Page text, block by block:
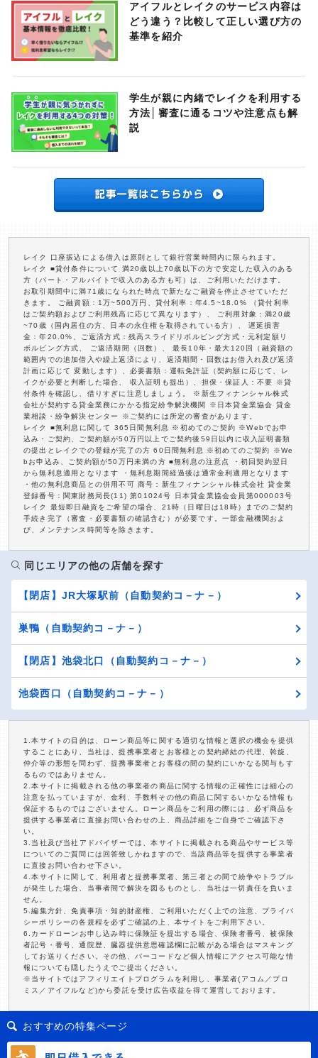
アイフルとレイクのサービス内容は
どう違う？比較して正しい選び方の
基準を紹介
学生が親に内緒でレイクを利用する
方法│審査に通るコツや注意点も解
説
レイク 口座振込による借入は原則として銀行営業時間内に限られます。
レイク ■貸付条件について 満20歳以上70歳以下の方で安定した収入のある
方（パート・アルバイトで収入のある方も可）は、ご利用いただけます。
お取引期間中に満71歳になられた時点で新たなご融資を停止させていただ
きます。 ご融資額：1万~500万円、貸付利率：年4.5~18.0% （貸付利率
はご契約額およびご利用残高に応じて異なります）、 ご利用対象：満20歳
~70歳（国内居住の方、日本の永住権を取得されている方）、 遅延損害
金：年20.0%、ご返済方式：残高スライドリボルビング方式・元利定額リ
ボルビング方式、 ご返済期間（回数）、 最長10年・最大120回（融資額の
範囲内での追加借入や繰上返済により、返済期間・回数はお借入れ及び返済
計画に応じて 変動します）、必要書類：運転免許証（契約額に応じて、レ
イクが必要と判断した場合、 収入証明も提出）、担保・保証人：不要 ※貸
付条件を確認し、借りすぎに注意しましょう。 ※新生フィナンシャル株式
会社が契約する貸金業務にかかる指定紛争解決機関 ※日本貸金業協会 貸金
業相談・紛争解決センター ※ご契約には所定の審査があります。
レイク ■無利息に関して 365日間無利息 ※初めてのご契約 ※Webでお申
込み・ご契約、ご契約額が50万円以上でご契約後59日以内に収入証明書類
の提出とレイクでの登録が完了の方 60日間無利息 ※初めてのご契約 ※We
bお申込み、ご契約額が50万円未満の方 ■無利息の注意点 ・初回契約翌日
から無利息適用となります ・無利息期間経過後は通常金利適用となります
・他の無利息商品との併用不可 商号：新生フィナンシャル株式会社 貸金業
登録番号：関東財務局長(11) 第01024号 日本貸金業協会会員第000003号
レイク 最短即日融資をご希望の場合、21時（日曜日は18時）までのご契約
手続き完了（審査・必要書類の確認含む）が必要です。一部金融機関およ
び、メンテナンス時間等を除きます。
同じエリアの他の店舗を探す
【閉店】JR大塚駅前（自動契約コ－ナ－）
巣鴨（自動契約コ－ナ－）
【閉店】池袋北口（自動契約コ－ナ－）
池袋西口（自動契約コ－ナ－）
1.本サイトの目的は、ローン商品等に関する適切な情報と選択の機会を提供
することにあり、当社は、提携事業者とお客様との契約締結の代理、斡旋、
仲介等の形態を問わず、提携事業者とお客様の間の契約にいかなる関与もす
るものではありません。
2.本サイトに掲載される他の事業者の商品に関する情報の正確性には細心の
注意を払っていますが、金利、手数料その他の商品に関するいかなる情報も
保証するものではございません。ローン商品をご利用の際には、必ず商品を
提供する事業者に直接お問い合わせの上、商品詳細をご自身でご確認下さ
い。
3.当社及び当社アドバイザーでは、本サイトに掲載される商品やサービス等
についてのご質問には回答致しかねますので、当該商品等を提供する事業者
に直接お問い合わせ下さい。
4.本サイトに関して、利用者と提携事業者、第三者との間で紛争やトラブル
が発生した場合、当事者間で解決を図るものとし、当社は一切責任を負いま
せん。
5.編集方針、免責事項・知的財産権、ご利用いただく上での注意、プライバ
シーポリシーの各規程を必ずご確認の上、本サイトをご利用下さい。
6.カードローンお申し込み時に保険証を提出する場合、保険者番号、被保険
者記号・番号、通院歴、臓器提供意思確認欄に記載がある場合はマスキング
してお送りください。その他、バーコードなど個人情報にアクセス可能な情
報についても隠したうえでご提出ください。
※当サイトではアフィリエイトプログラムを利用し、事業者(アコム／プロ
ミス／アイフルなど)から委託を受け広告収益を得て運営しております。
おすすめの特集ページ